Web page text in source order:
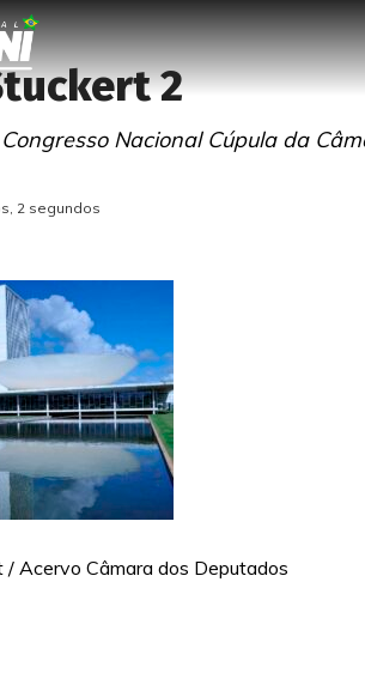
2
Nacional Cúpula da
2 segundos
Acervo Câmara dos Deputados